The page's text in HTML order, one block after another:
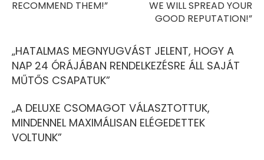
RECOMMEND THEM!”
WE WILL SPREAD YOUR
GOOD REPUTATION!”
„HATALMAS MEGNYUGVÁST JELENT, HOGY A
NAP 24 ÓRÁJÁBAN RENDELKEZÉSRE ÁLL SAJÁT
MŰTŐS CSAPATUK”
„A DELUXE CSOMAGOT VÁLASZTOTTUK,
MINDENNEL MAXIMÁLISAN ELÉGEDETTEK
VOLTUNK”